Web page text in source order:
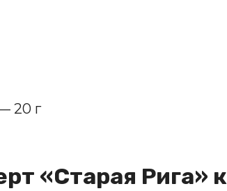
20 г
«Старая Рига» к